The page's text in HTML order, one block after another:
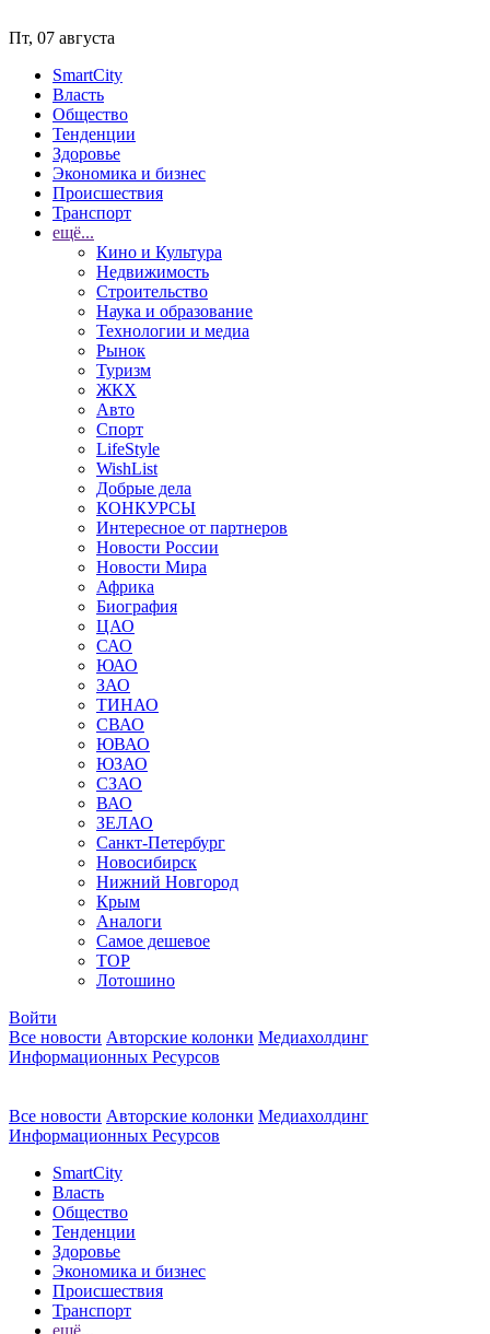
Пт, 07 августа
SmartCity
Власть
Общество
Тенденции
Здоровье
Экономика и бизнес
Происшествия
Транспорт
ещё...
Кино и Культура
Недвижимость
Строительство
Наука и образование
Технологии и медиа
Рынок
Туризм
ЖКХ
Авто
Спорт
LifeStyle
WishList
Добрые дела
КОНКУРСЫ
Интересное от партнеров
Новости России
Новости Мира
Африка
Биография
ЦАО
САО
ЮАО
ЗАО
ТИНАО
СВАО
ЮВАО
ЮЗАО
СЗАО
ВАО
ЗЕЛАО
Санкт-Петербург
Новосибирск
Нижний Новгород
Крым
Аналоги
Самое дешевое
TOP
Лотошино
Войти
Все новости Авторские колонки Медиахолдинг
Информационных Ресурсов
Все новости Авторские колонки Медиахолдинг
Информационных Ресурсов
SmartCity
Власть
Общество
Тенденции
Здоровье
Экономика и бизнес
Происшествия
Транспорт
ещё...